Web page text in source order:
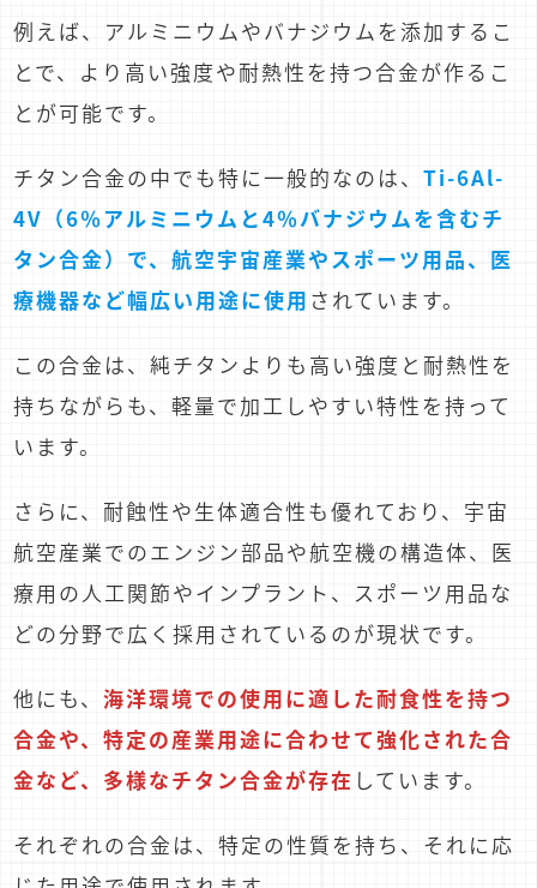
例えば、アルミニウムやバナジウムを添加するこ
とで、より高い強度や耐熱性を持つ合金が作るこ
とが可能です。
チタン合金の中でも特に一般的なのは、Ti-6Al-
4V（6％アルミニウムと4％バナジウムを含むチ
タン合金）で、航空宇宙産業やスポーツ用品、医
療機器など幅広い用途に使用 されています。
この合金は、純チタンよりも高い強度と耐熱性を
持ちながらも、軽量で加工しやすい特性を持って
います。
さらに、耐蝕性や生体適合性も優れており、宇宙
航空産業でのエンジン部品や航空機の構造体、医
療用の人工関節やインプラント、スポーツ用品な
どの分野で広く採用されているのが現状です。
他にも、海洋環境での使用に適した耐食性を持つ
合金や、特定の産業用途に合わせて強化された合
金など、多様なチタン合金が存在 しています。
それぞれの合金は、特定の性質を持ち、それに応